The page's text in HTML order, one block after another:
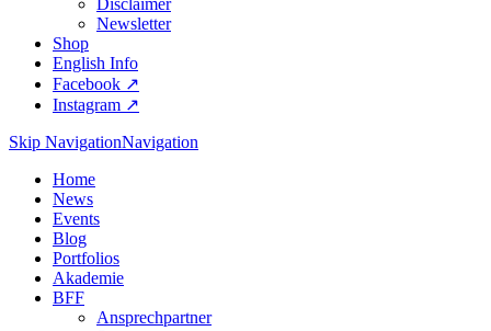
Newsletter
Shop
English Info
Facebook ↗︎
Instagram ↗︎
Skip NavigationNavigation
Home
News
Events
Blog
Portfolios
Akademie
BFF
Ansprechpartner